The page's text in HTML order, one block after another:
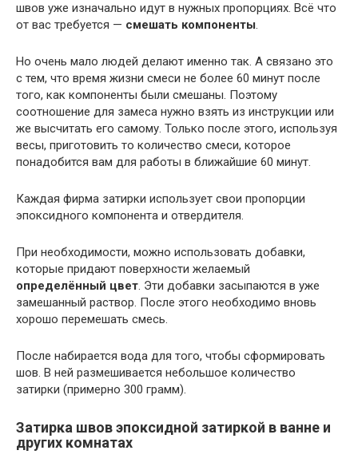
швов уже изначально идут в нужных пропорциях. Всё что
от вас требуется — смешать компоненты.
Но очень мало людей делают именно так. А связано это
с тем, что время жизни смеси не более 60 минут после
того, как компоненты были смешаны. Поэтому
соотношение для замеса нужно взять из инструкции или
же высчитать его самому. Только после этого, используя
весы, приготовить то количество смеси, которое
понадобится вам для работы в ближайшие 60 минут.
Каждая фирма затирки использует свои пропорции
эпоксидного компонента и отвердителя.
При необходимости, можно использовать добавки,
которые придают поверхности желаемый
определённый цвет. Эти добавки засыпаются в уже
замешанный раствор. После этого необходимо вновь
хорошо перемешать смесь.
После набирается вода для того, чтобы сформировать
шов. В ней размешивается небольшое количество
затирки (примерно 300 грамм).
Затирка швов эпоксидной затиркой в ванне и
других комнатах